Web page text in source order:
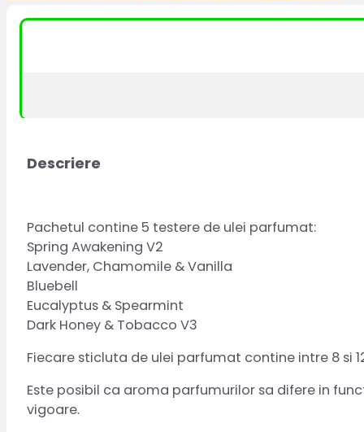
Descriere
Pachetul contine 5 testere de ulei parfumat:
Spring Awakening V2
Lavender, Chamomile & Vanilla
Bluebell
Eucalyptus & Spearmint
Dark Honey & Tobacco V3
Fiecare sticluta de ulei parfumat contine intre 8 si
Este posibil ca aroma parfumurilor sa difere in
vigoare.